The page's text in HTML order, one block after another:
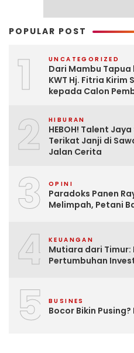
POPULAR POST
1 UNCATEGORIZED
Dari Mambu Tapua
KWT Hj. Fitria Kirim
kepada Calon
2 HIBURAN
HEBOH! Talent
Terikat Janji di
Jalan Cerita
3 OPINI
Paradoks Panen
Melimpah, Petani
4 KEUANGAN
Mutiara dari Timur:
Pertumbuhan
5 BUSINES
Bocor Bikin